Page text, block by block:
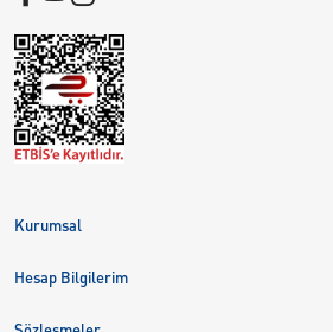
Kurumsal
Hesap Bilgilerim